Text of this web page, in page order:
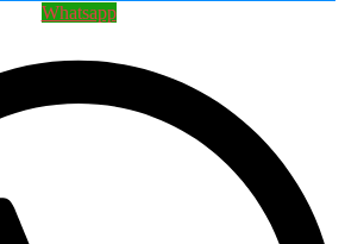
Whatsapp